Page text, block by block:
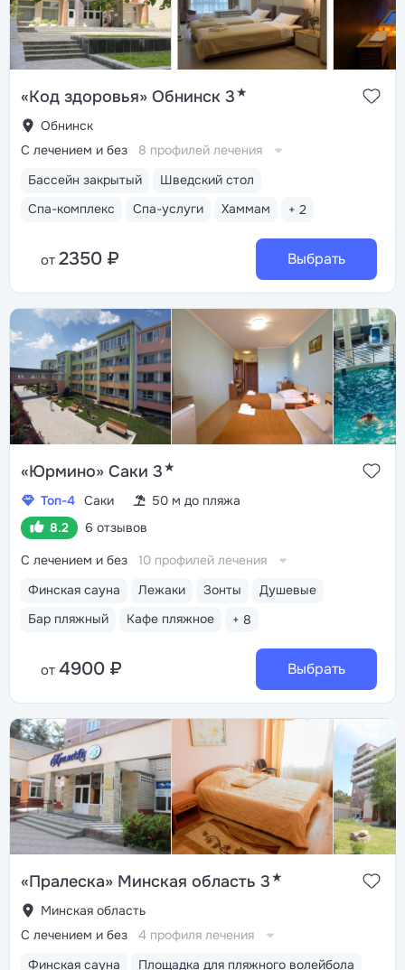
«Код здоровья» Обнинск 3★
Обнинск
Бассейн закрытый
Шведский стол
Спа-комплекс
Спа-услуги Хаммам + 2
С лечением и без 8 профилей лечения
от 2350 ₽ Выбрать
«Юрмино» Саки 3★
Топ-4 Саки
50 м до пляжа
8.2
6 отзывов
Финская сауна Лежаки Зонты
Душевые
Бар пляжный
Кафе пляжное + 8
С лечением и без 10 профилей лечения
от 4900 ₽ Выбрать
«Пралеска» Минская область 3★
Минская область
Финская сауна Площадка для пляжного волейбола
С лечением и без 4 профиля лечения